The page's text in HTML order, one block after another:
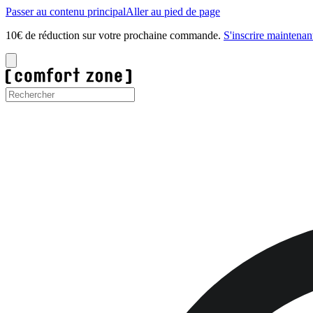
Passer au contenu principalAller au pied de page
10€ de réduction sur votre prochaine commande. S'inscrire